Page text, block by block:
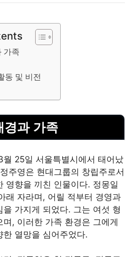
가족
동 및 비전
경과 가족
25일 서울특별시에서 태어났
주영은 현대그룹의 창립주로서
영향을 끼친 인물이다. 정몽일
래 자라며, 어릴 적부터 경영과
을 가지게 되었다. 그는 여섯 형
, 이러한 가족 환경은 그에게
한 열망을 심어주었다.